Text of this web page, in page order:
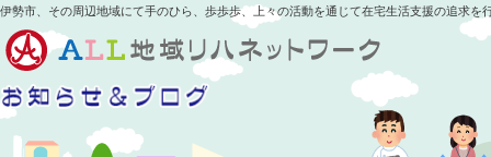
伊勢市、その周辺地域にて手のひら、歩歩歩、上々の活動を通じて在宅生活支援の追求を